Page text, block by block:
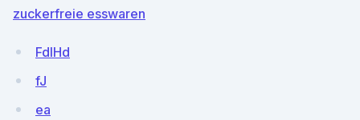
zuckerfreie esswaren
FdlHd
fJ
ea